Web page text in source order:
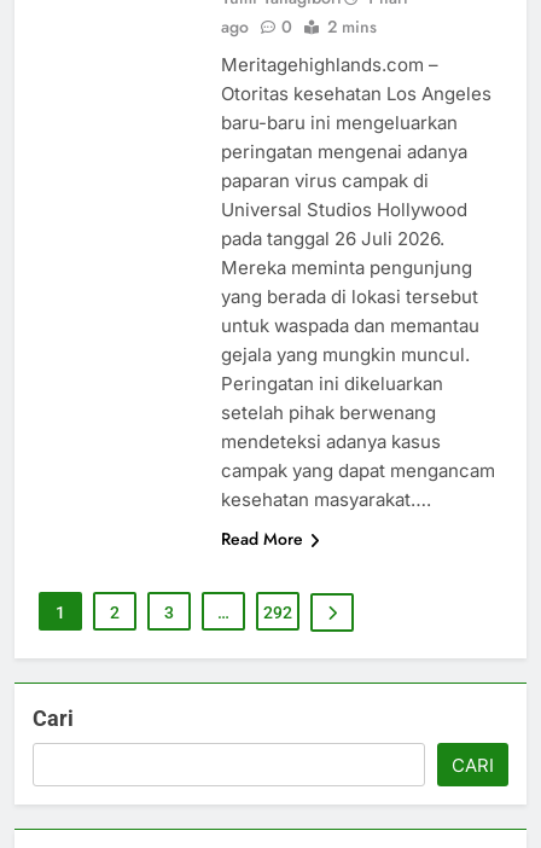
ago
0 2 mins
Meritagehighlands.com –
Otoritas kesehatan Los Angeles
baru-baru ini mengeluarkan
peringatan mengenai adanya
paparan virus campak di
Universal Studios Hollywood
pada tanggal 26 Juli 2026.
Mereka meminta pengunjung
yang berada di lokasi tersebut
untuk waspada dan memantau
gejala yang mungkin muncul.
Peringatan ini dikeluarkan
setelah pihak berwenang
mendeteksi adanya kasus
campak yang dapat mengancam
kesehatan masyarakat….
Read More
1 2 3 … 292
Cari
CARI